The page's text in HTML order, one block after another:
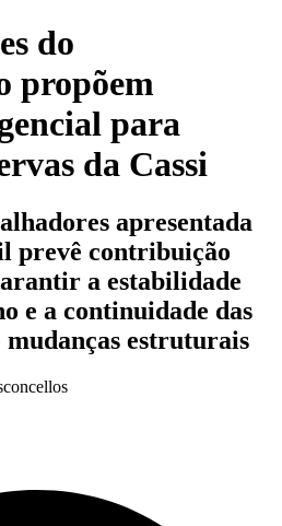
do
propõem
para
da Cassi
apresentada
prevê contribuição
a estabilidade
e a continuidade das
mudanças estruturais